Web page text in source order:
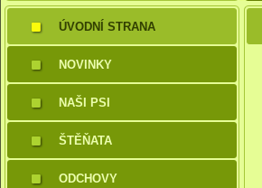
ÚVODNÍ STRANA
NOVINKY
NAŠI PSI
ŠTĚŇATA
ODCHOVY